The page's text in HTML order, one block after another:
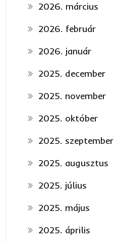
2026. március
2026. február
2026. január
2025. december
2025. november
2025. október
2025. szeptember
2025. augusztus
2025. július
2025. május
2025. április